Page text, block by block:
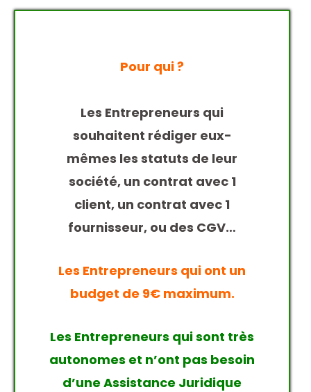
Pour qui ?
Les Entrepreneurs qui
souhaitent rédiger eux-
mêmes les statuts de leur
société, un contrat avec 1
client, un contrat avec 1
fournisseur, ou des CGV…
Les Entrepreneurs qui ont un
budget de 9€ maximum.
Les Entrepreneurs qui sont très
autonomes et n’ont pas besoin
d’une Assistance Juridique